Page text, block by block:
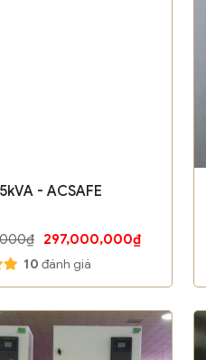
- ACSAFE
297,000,000₫
10 đánh giá